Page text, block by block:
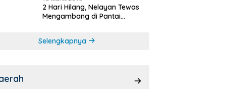
2 Hari Hilang, Nelayan Tewas
Mengambang di Pantai
Selengkapnya